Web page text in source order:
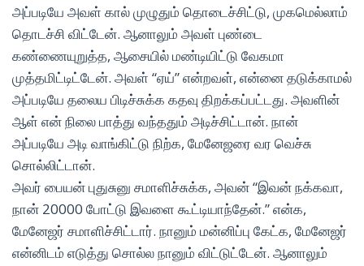
அப்படியே அவள் கால் முழுதும் தொடைச்சிட்டு, முகமெல்லாம்
தொடச்சி விட்டேன். ஆனாலும் அவள் புண்டை
கண்ணையுறுத்த, ஆசையில் மண்டியிட்டு வேகமா
முத்தமிட்டிட்டேன். அவள் “ஏய்” என்றவள், என்னை தடுக்காமல்
அப்படியே தலைய பிடிச்சுக்க கதவு திறக்கப்பட்டது. அவளின்
ஆள் என் நிலை பாத்து வந்ததும் அடிச்சிட்டான். நான்
அப்படியே அடி வாங்கிட்டு நிற்க, மேனேஜரை வர வெச்சு
சொல்லிட்டான்.
அவர் பையன் புதுசுனு சமாளிச்சுக்க, அவன் “இவன் நக்கவா,
நான் 20000 போட்டு இவளை கூட்டியாந்தேன்.” என்க,
மேனேஜர் சமாளிச்சிட்டார். நானும் மன்னிப்பு கேட்க, மேனேஜர்
என்னிடம் எடுத்து சொல்ல நானும் விட்டுட்டேன். ஆனாலும்